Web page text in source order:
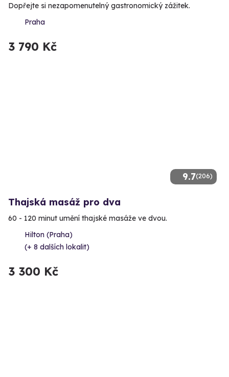
Dopřejte si nezapomenutelný gastronomický zážitek.
Praha
3 790 Kč
9.7(206)
Thajská masáž pro dva
60 - 120 minut umění thajské masáže ve dvou.
Hilton (Praha)
(+ 8 dalších lokalit)
3 300 Kč